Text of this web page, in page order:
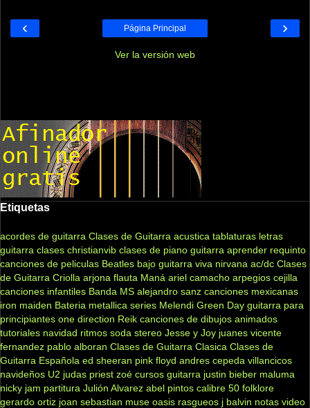
‹ ›
Página Principal
Ver la versión web
Etiquetas
acordes de guitarra Clases de Guitarra acustica tablaturas letras
guitarra clases christianvib clases de piano guitarra aprender requinto
canciones de peliculas Beatles bajo guitarra viva nirvana ac/dc Clases
de Guitarra Criolla arjona flauta Maná ariel camacho arpegios cejilla
canciones infantiles Banda MS alejandro sanz canciones mexicanas
iron maiden Bateria metallica series Melendi Green Day guitarra para
principiantes one direction Reik canciones de dibujos animados
tutoriales navidad ritmos soda stereo Jesse y Joy juanes vicente
fernandez pablo alboran Clases de Guitarra Clasica Clases de
Guitarra Española ed sheeran pink floyd andres cepeda villancicos
navideños U2 judas priest zoé cursos guitarra justin bieber maluma
nicky jam partitura Julión Alvarez abel pintos calibre 50 folklore
gerardo ortiz joan sebastian muse oasis rasgueos j balvin notas video